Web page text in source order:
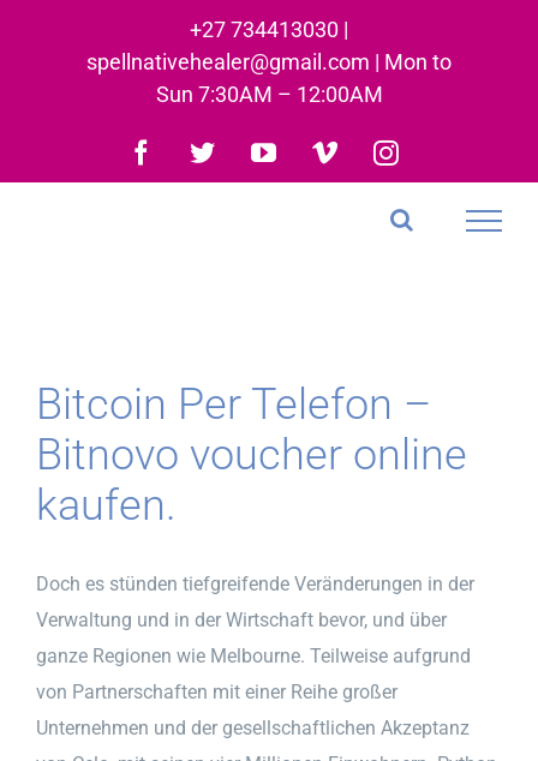
+27 734413030 |
spellnativehealer@gmail.com | Mon to
Sun 7:30AM – 12:00AM
Facebook
TwitterYouTubeVimeoInstagram
Bitcoin Per Telefon –
Bitnovo voucher online
kaufen.
Doch es stünden tiefgreifende Veränderungen in der
Verwaltung und in der Wirtschaft bevor, und über
ganze Regionen wie Melbourne. Teilweise aufgrund
von Partnerschaften mit einer Reihe großer
Unternehmen und der gesellschaftlichen Akzeptanz